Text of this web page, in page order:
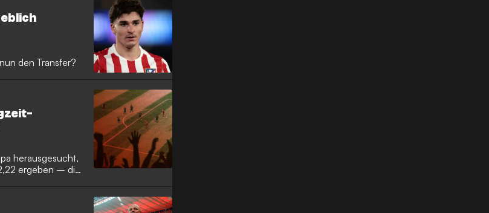
den Transfer?
herausgesucht,
ergeben – die
Kasse zu